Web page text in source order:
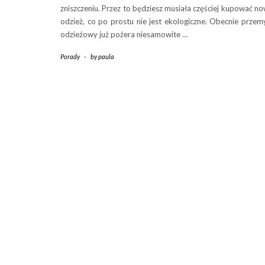
zniszczeniu. Przez to będziesz musiała częściej kupować
odzież, co po prostu nie jest ekologiczne. Obecnie
odzieżowy już pożera niesamowite …
Porady - bypaula